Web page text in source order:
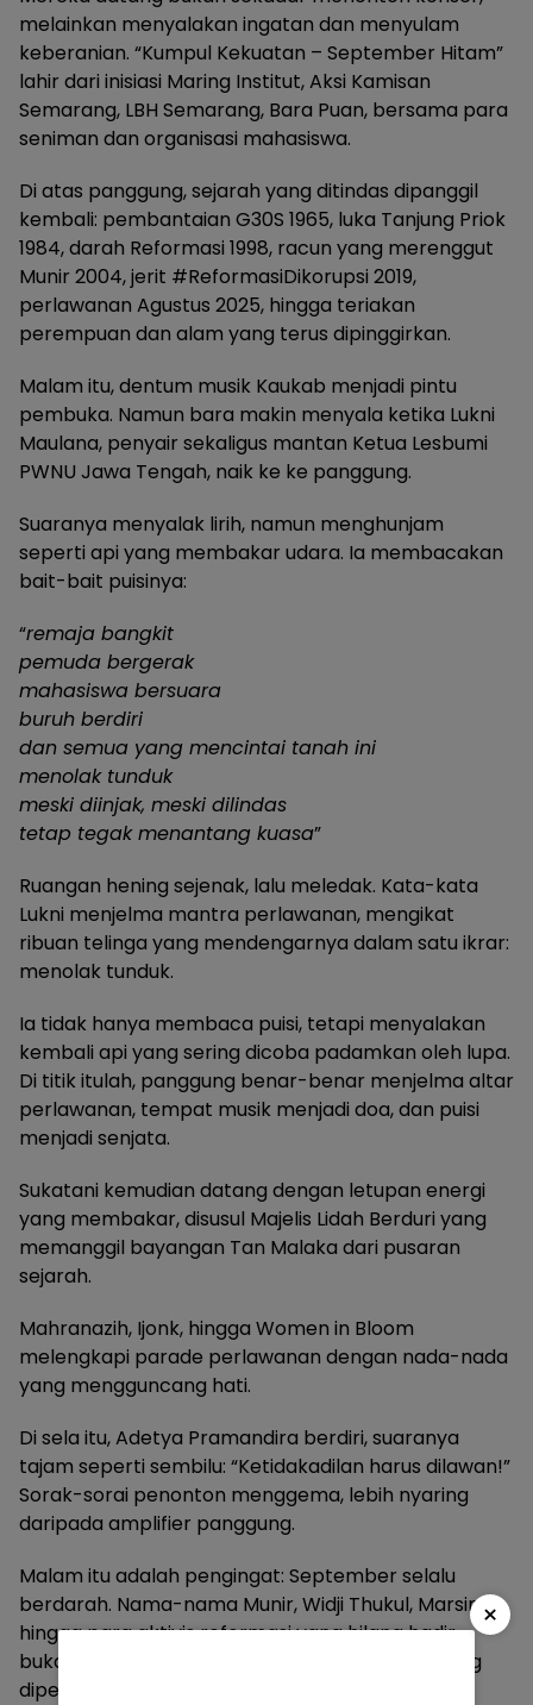
melainkan menyalakan ingatan dan menyulam
keberanian. “Kumpul Kekuatan – September Hitam”
lahir dari inisiasi Maring Institut, Aksi Kamisan
Semarang, LBH Semarang, Bara Puan, bersama para
seniman dan organisasi mahasiswa.
Di atas panggung, sejarah yang ditindas dipanggil
kembali: pembantaian G30S 1965, luka Tanjung Priok
1984, darah Reformasi 1998, racun yang merenggut
Munir 2004, jerit #ReformasiDikorupsi 2019,
perlawanan Agustus 2025, hingga teriakan
perempuan dan alam yang terus dipinggirkan.
Malam itu, dentum musik Kaukab menjadi pintu
pembuka. Namun bara makin menyala ketika Lukni
Maulana, penyair sekaligus mantan Ketua Lesbumi
PWNU Jawa Tengah, naik ke ke panggung.
Suaranya menyalak lirih, namun menghunjam
seperti api yang membakar udara. Ia membacakan
bait-bait puisinya:
“remaja bangkit
pemuda bergerak
mahasiswa bersuara
buruh berdiri
dan semua yang mencintai tanah ini
menolak tunduk
meski diinjak, meski dilindas
tetap tegak menantang kuasa”
Ruangan hening sejenak, lalu meledak. Kata-kata
Lukni menjelma mantra perlawanan, mengikat
ribuan telinga yang mendengarnya dalam satu ikrar:
menolak tunduk.
Ia tidak hanya membaca puisi, tetapi menyalakan
kembali api yang sering dicoba padamkan oleh lupa.
Di titik itulah, panggung benar-benar menjelma altar
perlawanan, tempat musik menjadi doa, dan puisi
menjadi senjata.
Sukatani kemudian datang dengan letupan energi
yang membakar, disusul Majelis Lidah Berduri yang
memanggil bayangan Tan Malaka dari pusaran
sejarah.
Mahranazih, Ijonk, hingga Women in Bloom
melengkapi parade perlawanan dengan nada-nada
yang mengguncang hati.
Di sela itu, Adetya Pramandira berdiri, suaranya
tajam seperti sembilu: “Ketidakadilan harus dilawan!”
Sorak-sorai penonton menggema, lebih nyaring
daripada amplifier panggung.
Malam itu adalah pengingat: September selalu
berdarah. Nama-nama Munir, Widji Thukul, Marsinah,
hingga para aktivis reformasi yang hilang hadir
bukan dengan tubuh, tetapi dengan ingatan yang
dipelihara.
×